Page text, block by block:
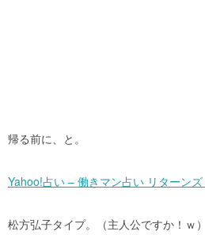
帰る前に、と。
Yahoo!占い – 働きマン占い リターン
松方弘子タイプ。（主人公ですか！ｗ）